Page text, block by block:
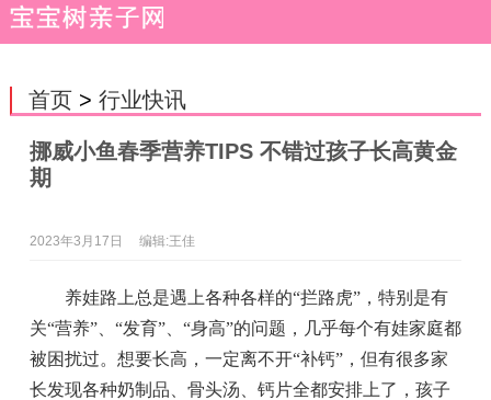
首页> 行业快讯
挪威小鱼春季营养TIPS 不错过孩子长高黄金
期
2023年3月17日 编辑:王佳
养娃路上总是遇上各种各样的“拦路虎”，特别是有
关“营养”、“发育”、“身高”的问题，几乎每个有娃家庭都
被困扰过。想要长高，一定离不开“补钙”，但有很多家
长发现各种奶制品、骨头汤、钙片全都安排上了，孩子